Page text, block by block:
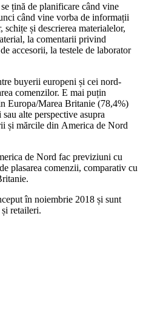
țină de planificare când vine
când vine vorba de informații
și descrierea materialelor,
la comentarii privind
accesorii, la testele de laborator
buyerii europeni și cei nord-
comenzilor. E mai puțin
Europa/Marea Britanie (78,4%)
alte perspective asupra
și mărcile din America de Nord
de Nord fac previziuni cu
plasarea comenzii, comparativ cu
în noiembrie 2018 și sunt
retaileri.